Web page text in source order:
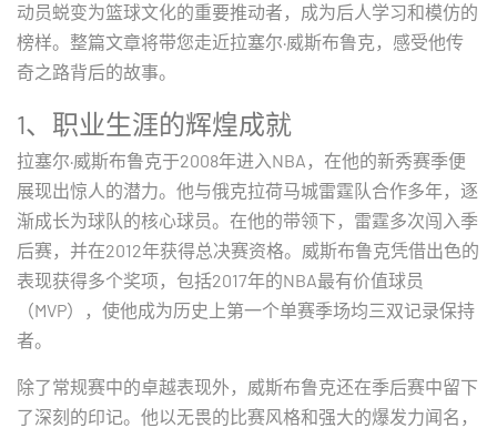
动员蜕变为篮球文化的重要推动者，成为后人学习和模仿的
榜样。整篇文章将带您走近拉塞尔·威斯布鲁克，感受他传
奇之路背后的故事。
1、职业生涯的辉煌成就
拉塞尔·威斯布鲁克于2008年进入NBA，在他的新秀赛季便
展现出惊人的潜力。他与俄克拉荷马城雷霆队合作多年，逐
渐成长为球队的核心球员。在他的带领下，雷霆多次闯入季
后赛，并在2012年获得总决赛资格。威斯布鲁克凭借出色的
表现获得多个奖项，包括2017年的NBA最有价值球员
（MVP），使他成为历史上第一个单赛季场均三双记录保持
者。
除了常规赛中的卓越表现外，威斯布鲁克还在季后赛中留下
了深刻的印记。他以无畏的比赛风格和强大的爆发力闻名，